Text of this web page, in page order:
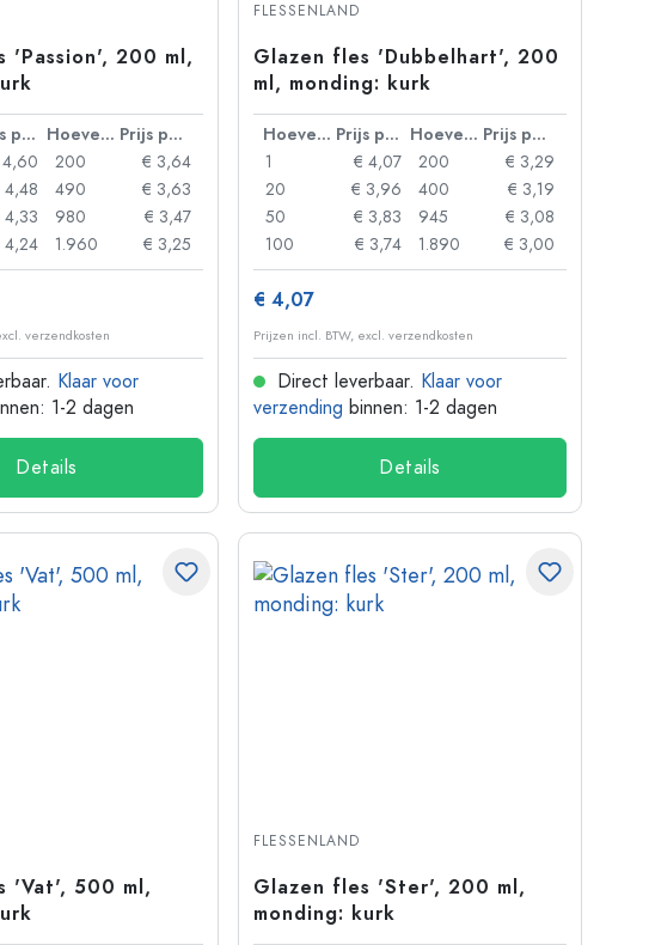
'Passion', 200 ml,
Prijs per eenheid Hoeveelheid
Prijs per eenheid
4,48
4,33
4,24
200
€ 3,64
490
€ 3,63
980
€ 3,47
1.960
€ 3,25
verzendkosten
Klaar voor
1-2 dagen
Details
FLESSENLAND
Glazen fles 'Dubbelhart', 200
ml, monding: kurk
Hoeveelheid Prijs per eenheid Hoeveelheid
Prijs per eenheid
1
€ 4,07
20
€ 3,96
50
€ 3,83
100
€ 3,74
200
€ 3,29
400
€ 3,19
945
€ 3,08
1.890
€ 3,00
€ 4,07
Prijzen incl. BTW, excl. verzendkosten
Direct leverbaar. Klaar voor
verzending binnen: 1-2 dagen
Details
'Vat', 500 ml,
FLESSENLAND
Glazen fles 'Ster', 200 ml,
monding: kurk